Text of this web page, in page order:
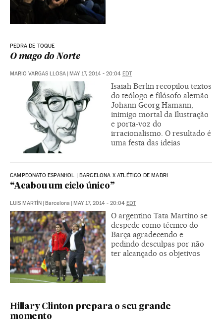
PEDRA DE TOQUE
O mago do Norte
MARIO VARGAS LLOSA MAY 17, 2014 - 20:04 EDT
Isaiah Berlin recopilou textos
do teólogo e filósofo alemão
Johann Georg Hamann,
inimigo mortal da Ilustração
e porta-voz do
irracionalismo. O resultado é
uma festa das ideias
CAMPEONATO ESPANHOL | BARCELONA X ATLÉTICO DE MADRI
“Acabou um ciclo único”
LUIS MARTÍN | Barcelona | MAY 17, 2014 - 20:04 EDT
O argentino Tata Martino se
despede como técnico do
Barça agradecendo e
pedindo desculpas por não
ter alcançado os objetivos
Hillary Clinton prepara o seu grande
momento